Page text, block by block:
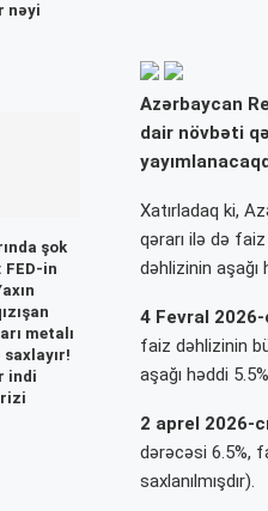
Azərbaycan
dair növbəti
Xatırladaq ki,
qərarı ilə də
dəhlizinin aşağı
4 Fevral 2026-
faiz dəhlizinin
aşağı həddi
2 aprel 2026-
dərəcəsi 6.5%,
saxlanılmışdır).
nəyi
şok
in
metalı
indi